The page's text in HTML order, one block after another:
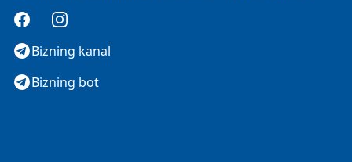
FacebookInstagram
Bizning kanal
Bizning bot